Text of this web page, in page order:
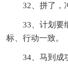
32、拼了，冲
33、计划要细
标、行动一致。
34、马到成功